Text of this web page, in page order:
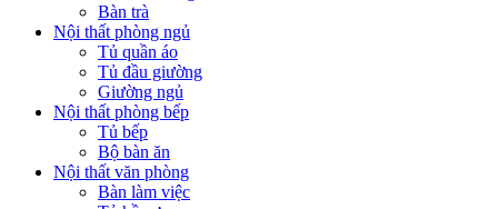
Bàn trà
Nội thất phòng ngủ
Tủ quần áo
Tủ đầu giường
Giường ngủ
Nội thất phòng bếp
Tủ bếp
Bộ bàn ăn
Nội thất văn phòng
Bàn làm việc